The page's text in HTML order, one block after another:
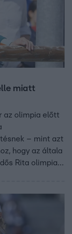
miatt
az olimpia előtt
– mint azt
hogy az általa
Rita olimpiai
is így